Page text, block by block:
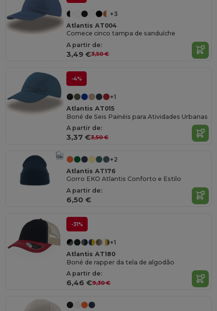
+3
Atlantis AT004
Comece cinco tampa de sanduíche
A partir de:
3,49 €3,50 €
-4%
+1
Atlantis AT015
Boné de Seis Painéis para Atividades Urbanas
A partir de:
3,37 €3,50 €
+2
Atlantis AT176
Gorro EKO Atlantis Conforto e Estilo
A partir de:
6,50 €
-31%
+1
Atlantis AT180
Boné de rapper da tela de algodão
A partir de:
6,46 €9,30 €